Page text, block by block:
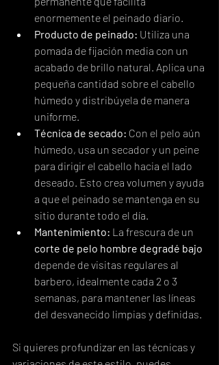
enormemente el peinado diario.
Producto de peinado: Utiliza una
pomada de fijación media con un
acabado de brillo natural. Aplica una
pequeña cantidad sobre el cabello
húmedo y distribúyela de manera
uniforme.
Técnica de secado: Con el pelo aún
húmedo, usa un secador y un peine
para dirigir el cabello hacia el lado
deseado. Esto crea volumen y ayuda
a que el peinado se mantenga en su
sitio durante todo el día.
Mantenimiento: La frescura de un
corte de pelo hombre degradé bajo
depende de visitas regulares al
barbero, idealmente cada 2 o 3
semanas, para mantener las líneas
del desvanecido limpias y definidas.
Si quieres profundizar en las técnicas y